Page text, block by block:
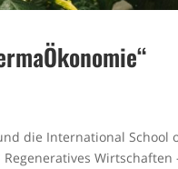
die International School